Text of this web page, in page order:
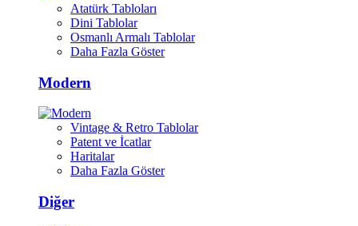
Atatürk Tabloları
Dini Tablolar
Osmanlı Armalı Tablolar
Daha Fazla Göster
Modern
Vintage & Retro Tablolar
Patent ve İcatlar
Haritalar
Daha Fazla Göster
Diğer